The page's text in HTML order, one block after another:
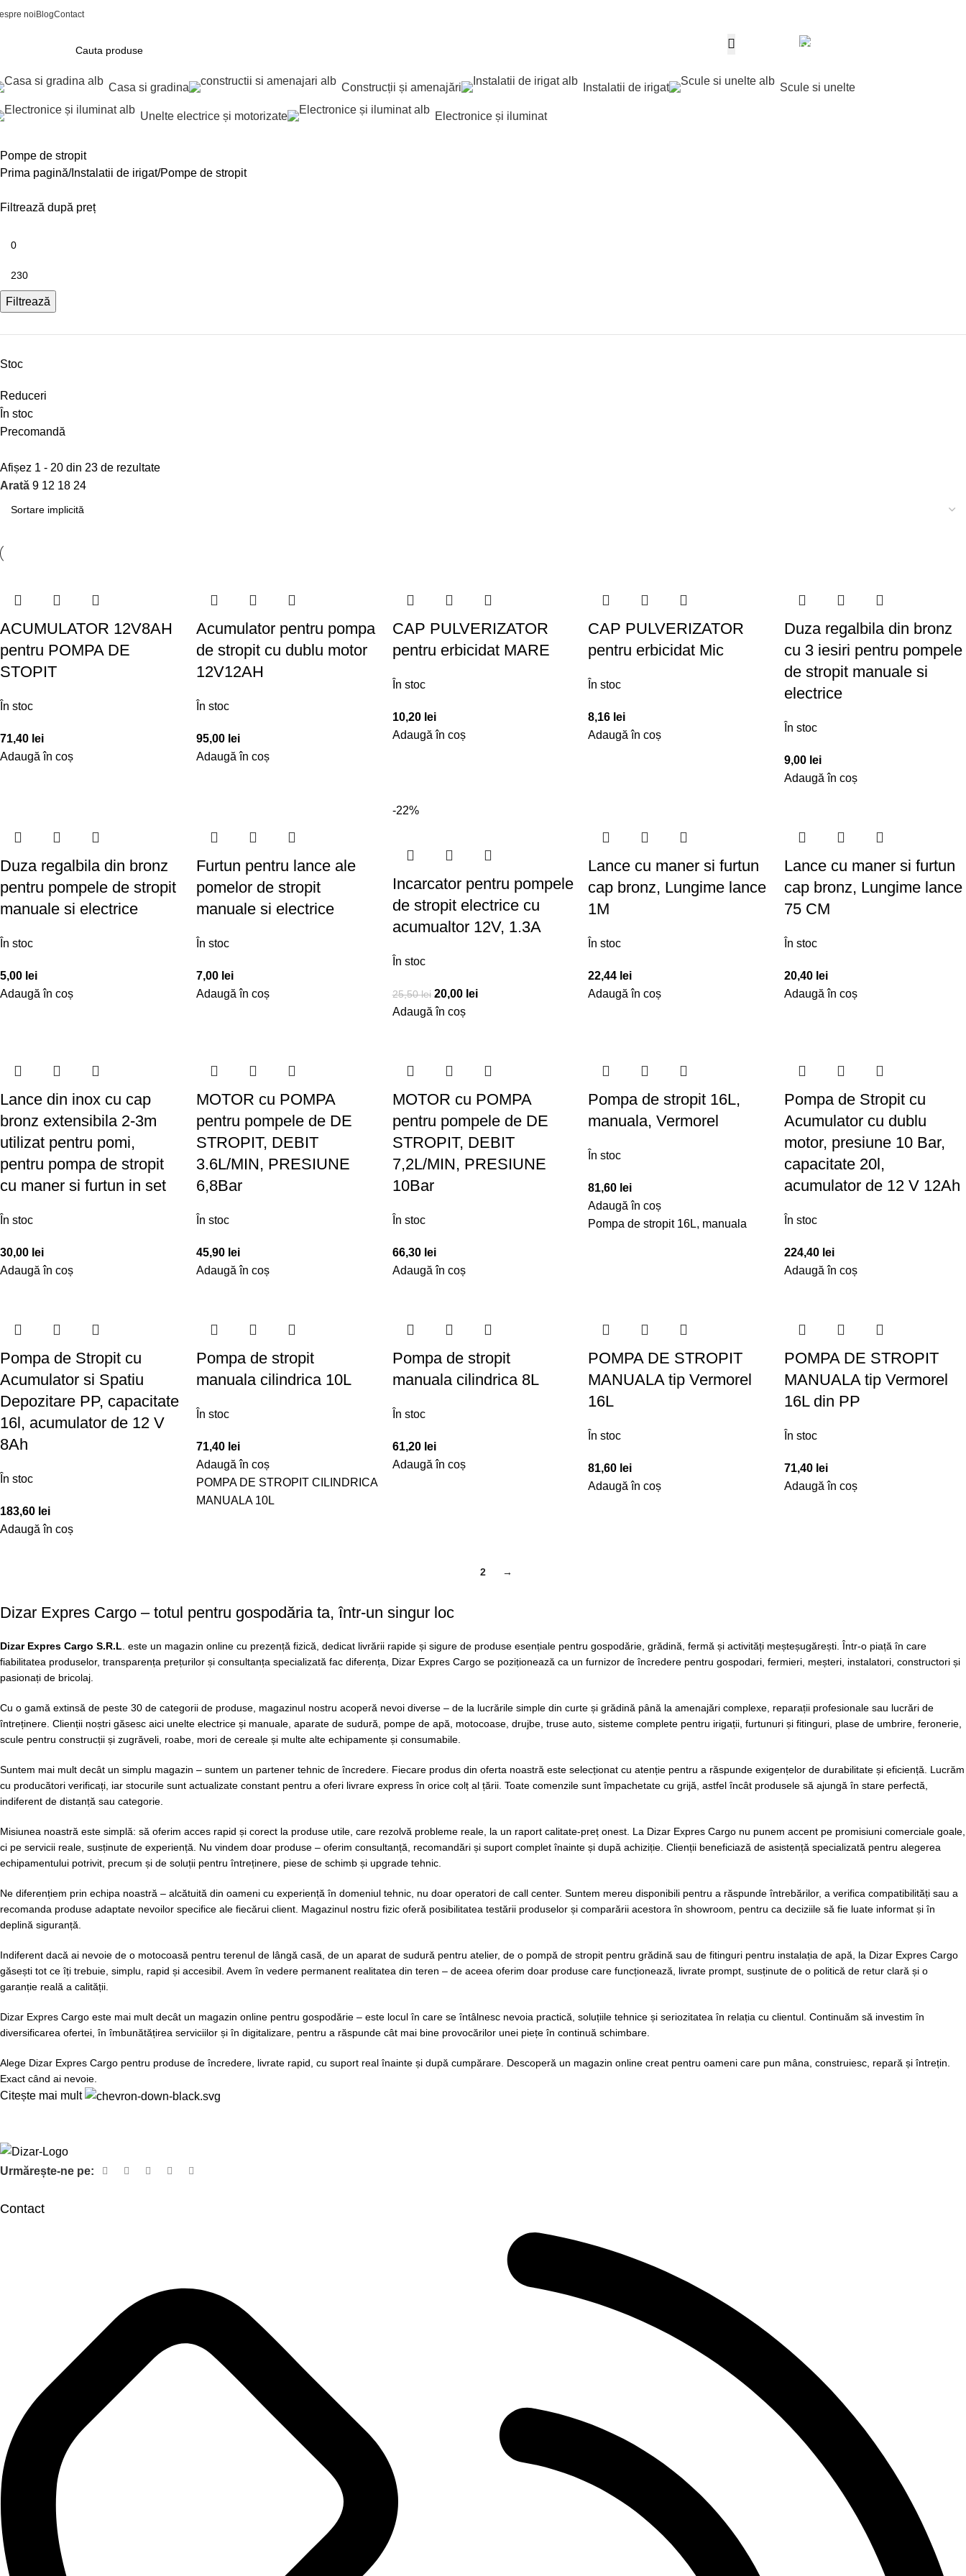
noi BlogContact
Casa si gradina Construcții și amenajări Instalatii de irigat Scule si unelte
Unelte electrice și motorizate Electronice și iluminat
Pompe de stropit
Prima pagină Instalatii de irigat Pompe de stropit
Filtrează după preț
Filtrează
Stoc
Reduceri
În stoc
Precomandă
Afișez 1 - 20 din 23 de rezultate
Arată 9 12 18 24
ACUMULATOR 12V8AH
pentru POMPA DE
STOPIT
În stoc
71,40 lei
Adaugă în coș
Acumulator pentru pompa
de stropit cu dublu motor
12V12AH
În stoc
95,00 lei
Adaugă în coș
CAP PULVERIZATOR
pentru erbicidat MARE
În stoc
10,20 lei
Adaugă în coș
CAP PULVERIZATOR
pentru erbicidat Mic
În stoc
8,16 lei
Adaugă în coș
Duza regalbila din bronz
cu 3 iesiri pentru pompele
de stropit manuale si
electrice
În stoc
9,00 lei
Adaugă în coș
Duza regalbila din bronz
pentru pompele de stropit
manuale si electrice
În stoc
5,00 lei
Adaugă în coș
Furtun pentru lance ale
pomelor de stropit
manuale si electrice
În stoc
7,00 lei
Adaugă în coș
-22%
Incarcator pentru pompele
de stropit electrice cu
acumualtor 12V, 1.3A
În stoc
25,50lei 20,00 lei
Adaugă în coș
Lance cu maner si furtun
cap bronz, Lungime lance
1M
În stoc
22,44 lei
Adaugă în coș
Lance cu maner si furtun
cap bronz, Lungime lance
75 CM
În stoc
20,40 lei
Adaugă în coș
Lance din inox cu cap
bronz extensibila 2-3m
utilizat pentru pomi,
pentru pompa de stropit
cu maner si furtun in set
În stoc
30,00 lei
Adaugă în coș
MOTOR cu POMPA
pentru pompele de DE
STROPIT, DEBIT
3.6L/MIN, PRESIUNE
6,8Bar
În stoc
45,90 lei
Adaugă în coș
MOTOR cu POMPA
pentru pompele de DE
STROPIT, DEBIT
7,2L/MIN, PRESIUNE
10Bar
În stoc
66,30 lei
Adaugă în coș
Pompa de stropit 16L,
manuala, Vermorel
În stoc
81,60 lei
Adaugă în coș
Pompa de stropit 16L, manuala
Pompa de Stropit cu
Acumulator cu dublu
motor, presiune 10 Bar,
capacitate 20l,
acumulator de 12 V 12Ah
În stoc
224,40 lei
Adaugă în coș
Pompa de Stropit cu
Acumulator si Spatiu
Depozitare PP, capacitate
16l, acumulator de 12 V
8Ah
În stoc
183,60 lei
Adaugă în coș
Pompa de stropit
manuala cilindrica 10L
În stoc
71,40 lei
Adaugă în coș
POMPA DE STROPIT CILINDRICA
MANUALA 10L
Pompa de stropit
manuala cilindrica 8L
În stoc
61,20 lei
Adaugă în coș
POMPA DE STROPIT
MANUALA tip Vermorel
16L
În stoc
81,60 lei
Adaugă în coș
POMPA DE STROPIT
MANUALA tip Vermorel
16L din PP
În stoc
71,40 lei
Adaugă în coș
2 →
Dizar Expres Cargo – totul pentru gospodăria ta, într-un singur loc
Dizar Expres Cargo S.R.L . este un magazin online cu prezență fizică, dedicat livrării rapide și sigure de produse esențiale pentru gospodărie, grădină, fermă și activități meșteșugărești. Într-o piață în care
fiabilitatea produselor, transparența prețurilor și consultanța specializată fac diferența, Dizar Expres Cargo se poziționează ca un furnizor de încredere pentru gospodari, fermieri, meșteri, instalatori, constructori și
pasionați de bricolaj.
Cu o gamă extinsă de peste 30 de categorii de produse, magazinul nostru acoperă nevoi diverse – de la lucrările simple din curte și grădină până la amenajări complexe, reparații profesionale sau lucrări de
întreținere. Clienții noștri găsesc aici unelte electrice și manuale, aparate de sudură, pompe de apă, motocoase, drujbe, truse auto, sisteme complete pentru irigații, furtunuri și fitinguri, plase de umbrire, feronerie,
scule pentru construcții și zugrăveli, roabe, mori de cereale și multe alte echipamente și consumabile.
Suntem mai mult decât un simplu magazin – suntem un partener tehnic de încredere. Fiecare produs din oferta noastră este selecționat cu atenție pentru a răspunde exigențelor de durabilitate și eficiență. Lucrăm
cu producători verificați, iar stocurile sunt actualizate constant pentru a oferi livrare express în orice colț al țării. Toate comenzile sunt împachetate cu grijă, astfel încât produsele să ajungă în stare perfectă,
indiferent de distanță sau categorie.
Misiunea noastră este simplă: să oferim acces rapid și corect la produse utile, care rezolvă probleme reale, la un raport calitate-preț onest. La Dizar Expres Cargo nu punem accent pe promisiuni comerciale goale,
ci pe servicii reale, susținute de experiență. Nu vindem doar produse – oferim consultanță, recomandări și suport complet înainte și după achiziție. Clienții beneficiază de asistență specializată pentru alegerea
echipamentului potrivit, precum și de soluții pentru întreținere, piese de schimb și upgrade tehnic.
Ne diferențiem prin echipa noastră – alcătuită din oameni cu experiență în domeniul tehnic, nu doar operatori de call center. Suntem mereu disponibili pentru a răspunde întrebărilor, a verifica compatibilități sau a
recomanda produse adaptate nevoilor specifice ale fiecărui client. Magazinul nostru fizic oferă posibilitatea testării produselor și comparării acestora în showroom, pentru ca deciziile să fie luate informat și în
deplină siguranță.
Indiferent dacă ai nevoie de o motocoasă pentru terenul de lângă casă, de un aparat de sudură pentru atelier, de o pompă de stropit pentru grădină sau de fitinguri pentru instalația de apă, la Dizar Expres Cargo
găsești tot ce îți trebuie, simplu, rapid și accesibil. Avem în vedere permanent realitatea din teren – de aceea oferim doar produse care funcționează, livrate prompt, susținute de o politică de retur clară și o
garanție reală a calității.
Dizar Expres Cargo este mai mult decât un magazin online pentru gospodărie – este locul în care se întâlnesc nevoia practică, soluțiile tehnice și seriozitatea în relația cu clientul. Continuăm să investim în
diversificarea ofertei, în îmbunătățirea serviciilor și în digitalizare, pentru a răspunde cât mai bine provocărilor unei piețe în continuă schimbare.
Alege Dizar Expres Cargo pentru produse de încredere, livrate rapid, cu suport real înainte și după cumpărare. Descoperă un magazin online creat pentru oameni care pun mâna, construiesc, repară și întrețin.
Exact când ai nevoie.
Citește mai mult
Urmărește-ne pe:
Contact